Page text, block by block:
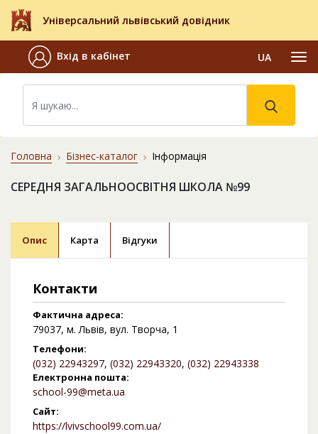
Універсальний львівський довідник
Вхід в кабінет UA
Головна Бізнес-каталог Інформація
СЕРЕДНЯ ЗАГАЛЬНООСВІТНЯ ШКОЛА №99
Опис Карта Відгуки
Контакти
Фактична адреса:
79037, м. Львів, вул. Творча, 1
Телефони:
(032) 22943297, (032) 22943320, (032) 22943338
Електронна пошта:
school-99@meta.ua
Сайт:
https://lvivschool99.com.ua/